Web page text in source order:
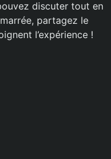
discuter tout en
partagez le
l’expérience !